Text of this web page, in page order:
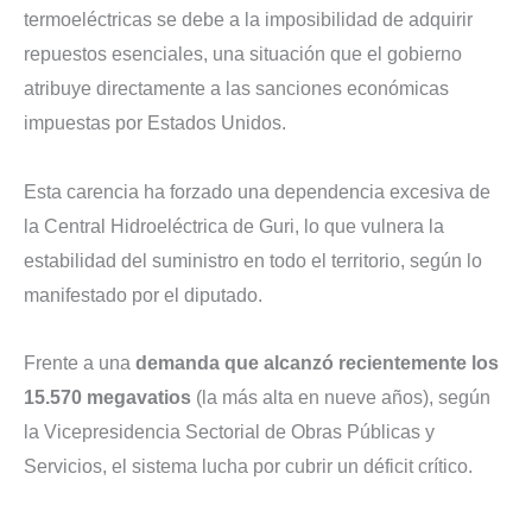
termoeléctricas se debe a la imposibilidad de adquirir
repuestos esenciales, una situación que el gobierno
atribuye directamente a las sanciones económicas
impuestas por Estados Unidos.
Esta carencia ha forzado una dependencia excesiva de
la Central Hidroeléctrica de Guri, lo que vulnera la
estabilidad del suministro en todo el territorio, según lo
manifestado por el diputado.
Frente a una demanda que alcanzó recientemente los
15.570 megavatios (la más alta en nueve años), según
la Vicepresidencia Sectorial de Obras Públicas y
Servicios, el sistema lucha por cubrir un déficit crítico.